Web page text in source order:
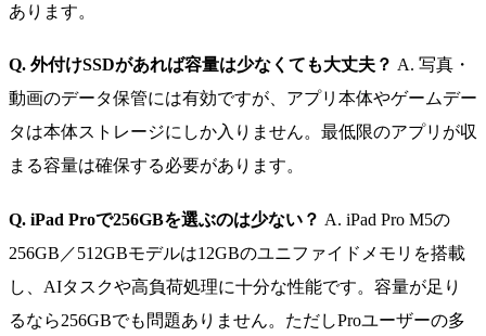
あります。
Q. 外付けSSDがあれば容量は少なくても大丈夫？ A. 写真・
動画のデータ保管には有効ですが、アプリ本体やゲームデー
タは本体ストレージにしか入りません。最低限のアプリが収
まる容量は確保する必要があります。
Q. iPad Proで256GBを選ぶのは少ない？ A. iPad Pro M5の
256GB／512GBモデルは12GBのユニファイドメモリを搭載
し、AIタスクや高負荷処理に十分な性能です。容量が足り
るなら256GBでも問題ありません。ただしProユーザーの多